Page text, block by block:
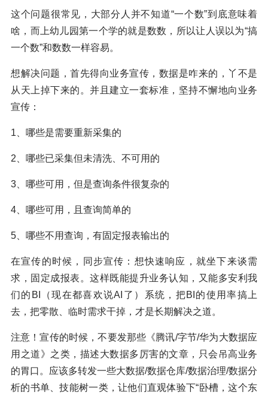
这个问题很常见，大部分人并不知道“一个数”到底意味着
啥，而上幼儿园第一个学的就是数数，所以让人误以为“搞
一个数”和数数一样容易。
想解决问题，首先得向业务宣传，数据是咋来的，丫不是
从天上掉下来的。并且建立一套标准，坚持不懈地向业务
宣传：
1、哪些是需要重新采集的
2、哪些已采集但未清洗、不可用的
3、哪些可用，但是查询条件很复杂的
4、哪些可用，且查询简单的
5、哪些不用查询，有固定报表输出的
在宣传的时候，同步宣传：想快速响应，就坐下来谈需
求，固定成报表。这样既能提升业务认知，又能多安利我
们的BI（现在都喜欢说AI了）系统，把BI的使用率搞上
去，把零散、临时需求干掉，才是长期解决之道。
注意！宣传的时候，不要发那些《腾讯/字节/华为大数据应
用之道》之类，描述大数据多厉害的文章，只会吊高业务
的胃口。应该多转发一些大数据/数据仓库/数据治理/数据分
析的书单、技能树一类，让他们直观体验下“卧槽，这个东